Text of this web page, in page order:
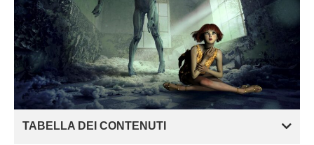
TABELLA DEI CONTENUTI